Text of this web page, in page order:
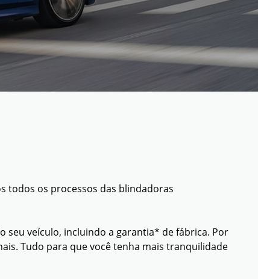
todos os processos das blindadoras
seu veículo, incluindo a garantia* de fábrica. Por
Tudo para que você tenha mais tranquilidade